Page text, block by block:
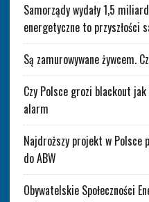
Samorządy wydały 1,5
energetyczne to
Są zamurowywane żywcem.
Czy Polsce grozi blackout
alarm
Najdroższy projekt w Polsce
do ABW
Obywatelskie Społeczności